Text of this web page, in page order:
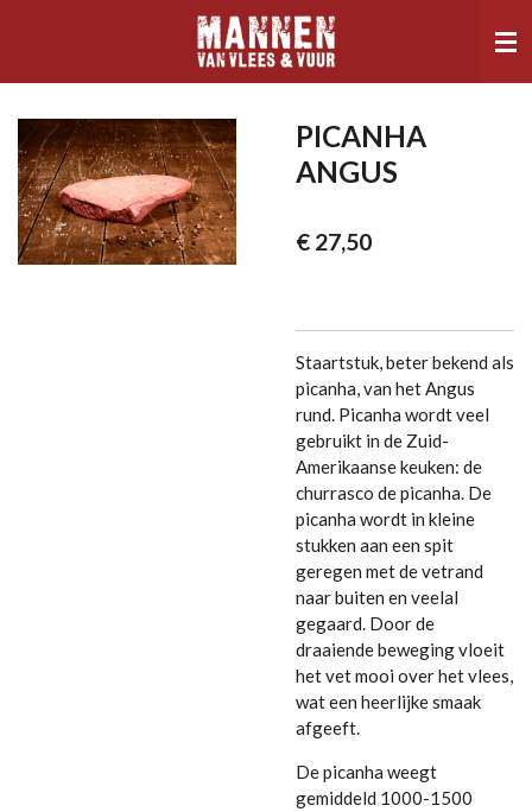
hoofdinhoud
PICANHA
ANGUS
€ 27,50
Staartstuk, beter bekend als
picanha, van het Angus
rund. Picanha wordt veel
gebruikt in de Zuid-
Amerikaanse keuken: de
churrasco de picanha. De
picanha wordt in kleine
stukken aan een spit
geregen met de vetrand
naar buiten en veelal
gegaard. Door de
draaiende beweging vloeit
het vet mooi over het vlees,
wat een heerlijke smaak
afgeeft.
De picanha weegt
gemiddeld 1000-1500